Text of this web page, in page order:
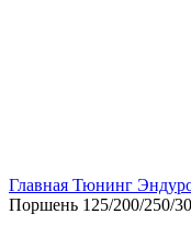
Главная Тюнинг
Поршень 125/200/250/